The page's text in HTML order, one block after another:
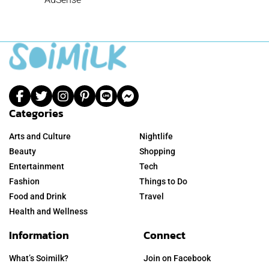
Categories
Arts and Culture
Beauty
Entertainment
Fashion
Food and Drink
Health and Wellness
Nightlife
Shopping
Tech
Things to Do
Travel
Information
What’s Soimilk?
Connect
Join on Facebook